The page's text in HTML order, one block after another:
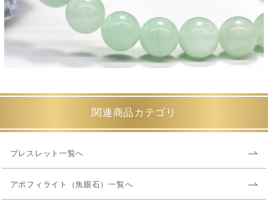
関連商品カテゴリ
ブレスレット一覧へ
アポフィライト（魚眼石）一覧へ